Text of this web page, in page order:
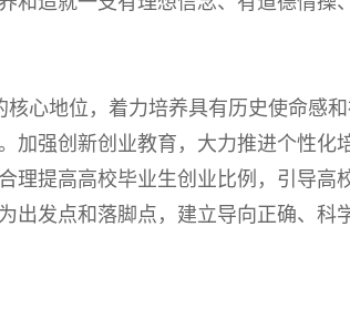
地位，着力培养具有历史使命感和
加强创新创业教育，大力推进个性化
理提高高校毕业生创业比例，引导高
出发点和落脚点，建立导向正确、科